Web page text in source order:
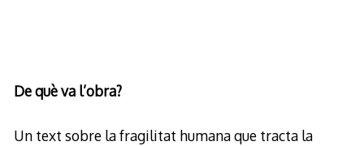
De què va l’obra?
Un text sobre la fragilitat humana que tracta la